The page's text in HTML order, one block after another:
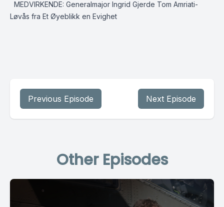
MEDVIRKENDE: Generalmajor Ingrid Gjerde Tom Amriati-
Løvås fra Et Øyeblikk en Evighet
Previous Episode Next Episode
Other Episodes